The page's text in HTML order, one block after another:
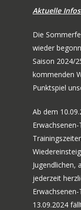
Aktuelle
Die
wieder
Saison 2024/
kommenden
Punktspiel
Ab dem
Jugendlichen,
jederzeit
13.09.2024